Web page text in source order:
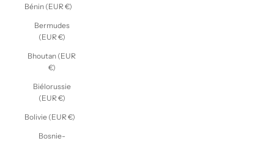
Bénin (EUR €)
Bermudes
(EUR €)
Bhoutan (EUR
€)
Biélorussie
(EUR €)
Bolivie (EUR €)
Bosnie-